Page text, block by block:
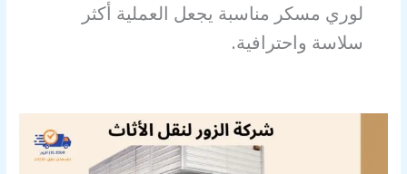
لوري مسكر مناسبة يجعل العملية أكثر
سلاسة واحترافية.